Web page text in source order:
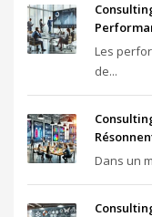
Les
de...
Dans un